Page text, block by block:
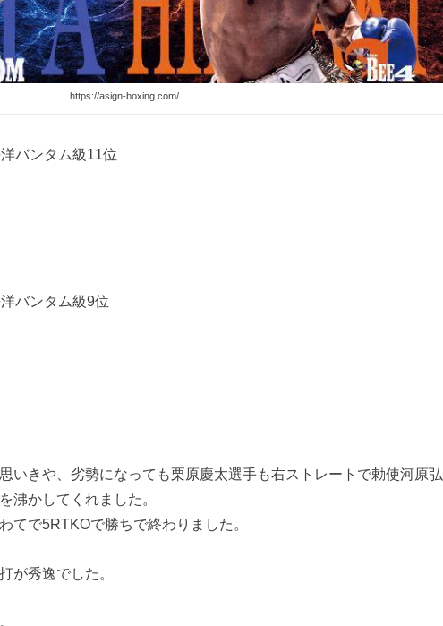
https://asign-boxing.com/
バンタム級11位
バンタム級9位
いきや、劣勢になっても栗原慶太選手も右ストレートで勅使河原弘
沸かしてくれました。
てで5RTKOで勝ちで終わりました。
が秀逸でした。